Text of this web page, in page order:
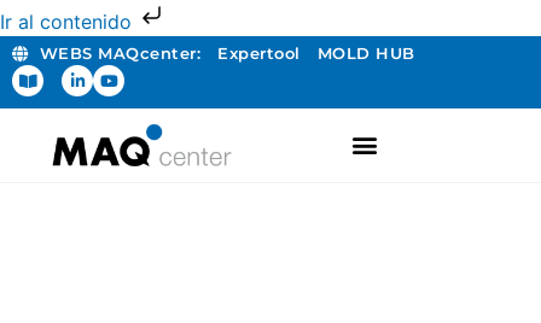
Ir al contenido
WEBS MAQcenter: Expertool MOLD HUB